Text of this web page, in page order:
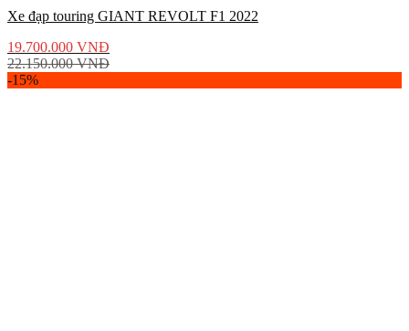
Xe đạp touring GIANT REVOLT F1 2022
19.700.000 VNĐ
22.150.000VNĐ
-15%